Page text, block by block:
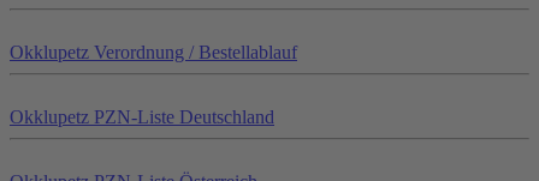
Okklupetz Verordnung / Bestellablauf
Okklupetz PZN-Liste Deutschland